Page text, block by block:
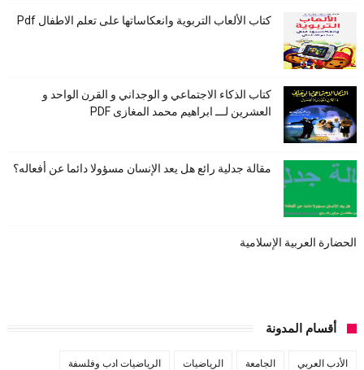
كتاب الألعاب التربوية وانعكاساتها على تعلم الاطفال Pdf
كتاب الذكاء الاجتماعي و الوجداني و القرن الواحد و
العشرين لـــ ابراهيم محمد المغازى PDF
مقالة جدلية رائع هل يعد الإنسان مسؤولا دائما عن أفعاله؟
الحضارة العربية الإسلامية
أقسام المدونة
الأدب العربي الجامعة الرياضيات الرياضيات ادب وفلسفة